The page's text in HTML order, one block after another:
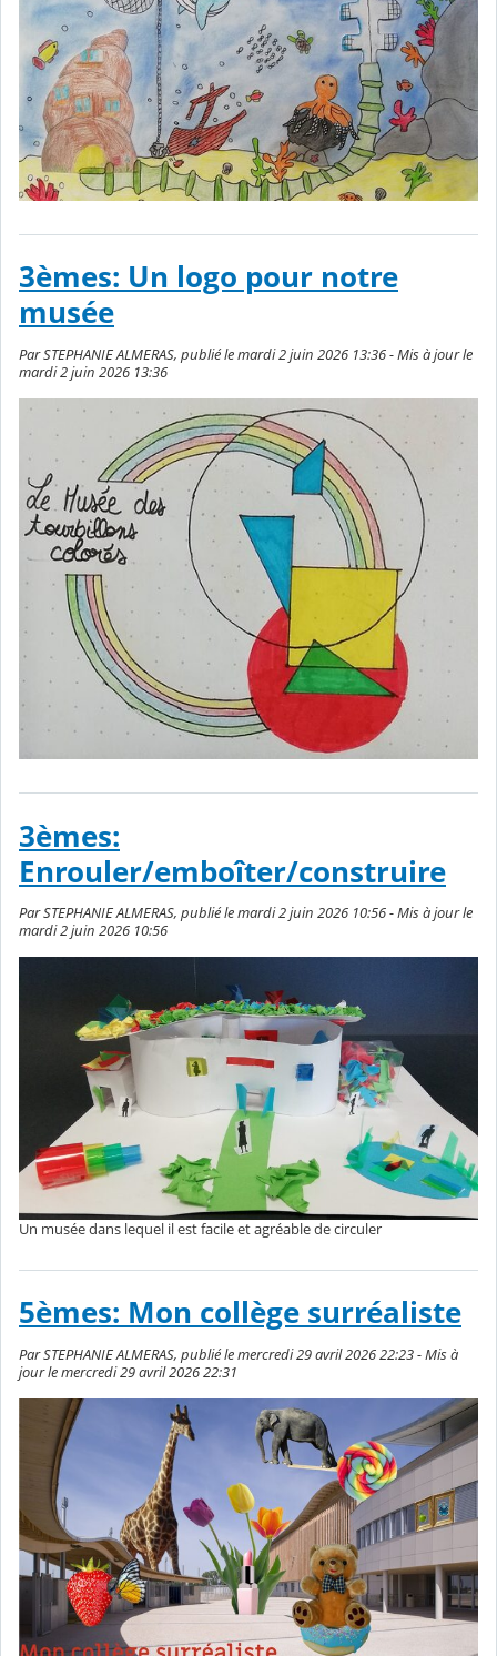
3èmes: Un logo pour notre
musée
Par STEPHANIE ALMERAS, publié le mardi 2 juin 2026 13:36 - Mis à jour le
mardi 2 juin 2026 13:36
3èmes:
Enrouler/emboîter/construire
Par STEPHANIE ALMERAS, publié le mardi 2 juin 2026 10:56 - Mis à jour le
mardi 2 juin 2026 10:56
Un musée dans lequel il est facile et agréable de circuler
5èmes: Mon collège surréaliste
Par STEPHANIE ALMERAS, publié le mercredi 29 avril 2026 22:23 - Mis à
jour le mercredi 29 avril 2026 22:31